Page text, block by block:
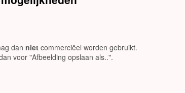
dan niet commerciëel worden gebruikt.
voor "Afbeelding opslaan als..".